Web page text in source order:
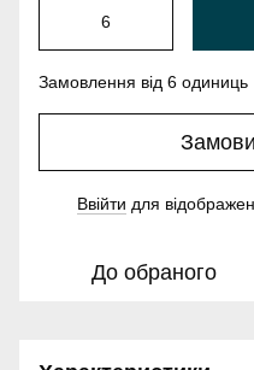
Замовлення від 6 одиниць
Ввійти для
До обраного